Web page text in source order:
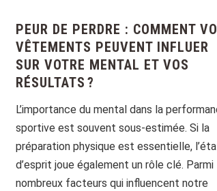
PEUR DE PERDRE : COMMENT
VÊTEMENTS PEUVENT INFLUER
SUR VOTRE MENTAL ET VOS
RÉSULTATS ?
L’importance du mental dans la
sportive est souvent sous-estimée. Si la
préparation physique est essentielle,
d’esprit joue également un rôle clé. Parmi
nombreux facteurs qui influencent notre